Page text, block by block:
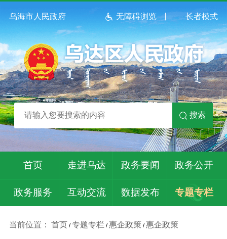
乌海市人民政府 无障碍浏览 长者模式
搜索
首页 走进乌达 政务要闻 政务公开
政务服务 互动交流 数据发布 专题专栏
当前位置： 首页 /专题专栏 /惠企政策 /惠企政策